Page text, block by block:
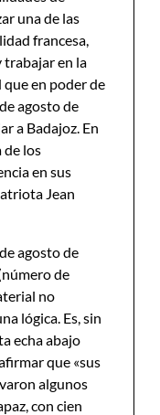
una de las
francesa,
trabajar en la
en poder de
agosto de
a Badajoz. En
de los
en sus
Jean
agosto de
de
no
lógica. Es, sin
echa abajo
que «sus
algunos
con cien